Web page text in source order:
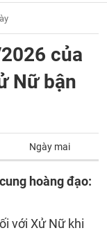
của
Nữ bận
Ngày mai
hoàng đạo:
với Xử Nữ khi